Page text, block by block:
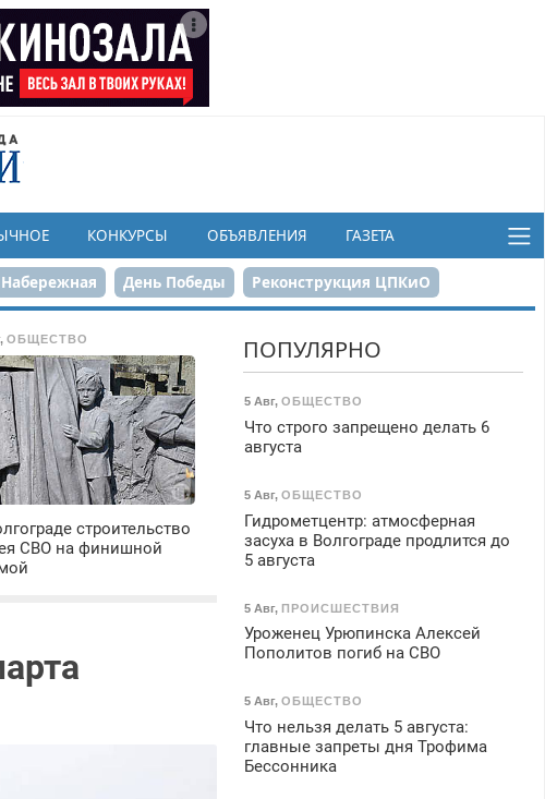
КОНКУРСЫ ОБЪЯВЛЕНИЯ ГАЗЕТА
Набережная День Победы Реконструкция ЦПКиО
, ОБЩЕСТВО
строительство
СВО на финишной
ПОПУЛЯРНО
5 Авг, ОБЩЕСТВО
Что строго запрещено делать 6
августа
5 Авг, ОБЩЕСТВО
Гидрометцентр: атмосферная
засуха в Волгограде продлится до
5 августа
5 Авг, ПРОИСШЕСТВИЯ
Уроженец Урюпинска Алексей
Пополитов погиб на СВО
5 Авг, ОБЩЕСТВО
Что нельзя делать 5 августа:
главные запреты дня Трофима
Бессонника